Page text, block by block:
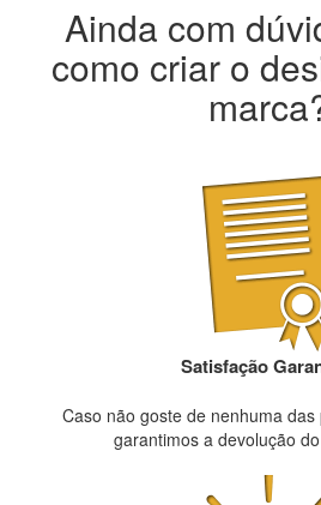
Ainda com
como criar o
Satisfação
Caso não goste de nenhuma
garantimos a devolução